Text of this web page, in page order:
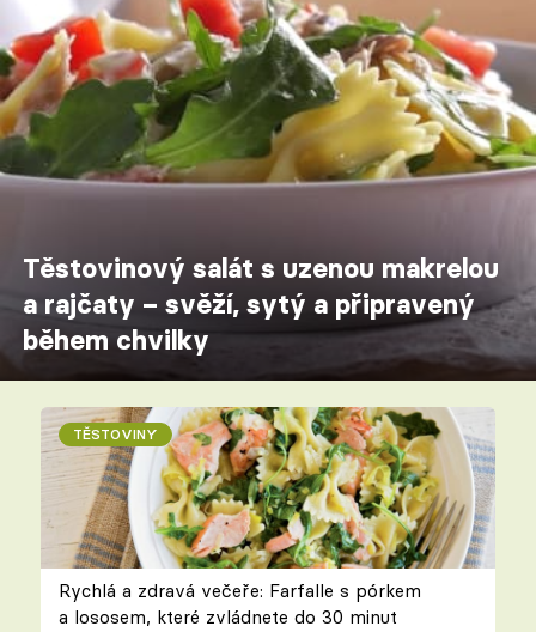
Těstovinový salát s uzenou makrelou
a rajčaty – svěží, sytý a připravený
během chvilky
TĚSTOVINY
Rychlá a zdravá večeře: Farfalle s pórkem
a lososem, které zvládnete do 30 minut